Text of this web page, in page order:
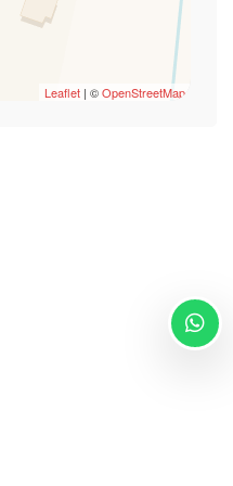
Leaflet | ©OpenStreetMap